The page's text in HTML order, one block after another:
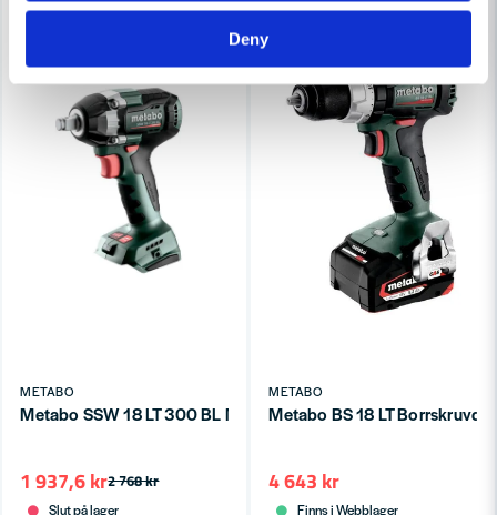
Deny
Skicka fråga
METABO
Metabo SSW 18 LT 300 BL Mutterdragare 18V (utan batterier)
2 768 kr
1 937,6 kr
Slut på lager
Lagerrensning upp till
METABO
Metabo BS 18 LT
4 643 kr
Finns i Webblager